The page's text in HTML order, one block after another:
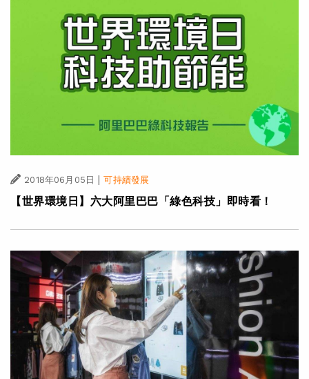
2018年06月05日 | 可持續發展
【世界環境日】六大阿里巴巴「綠色科技」即時看！